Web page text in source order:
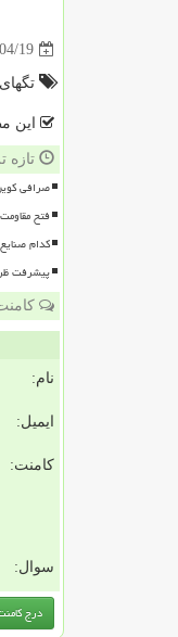
19
این
تازه
صرافی کوین بیس
فتح
کدام صنایع
پیشرفت
نام:
ایمیل:
کامنت:
سوال: